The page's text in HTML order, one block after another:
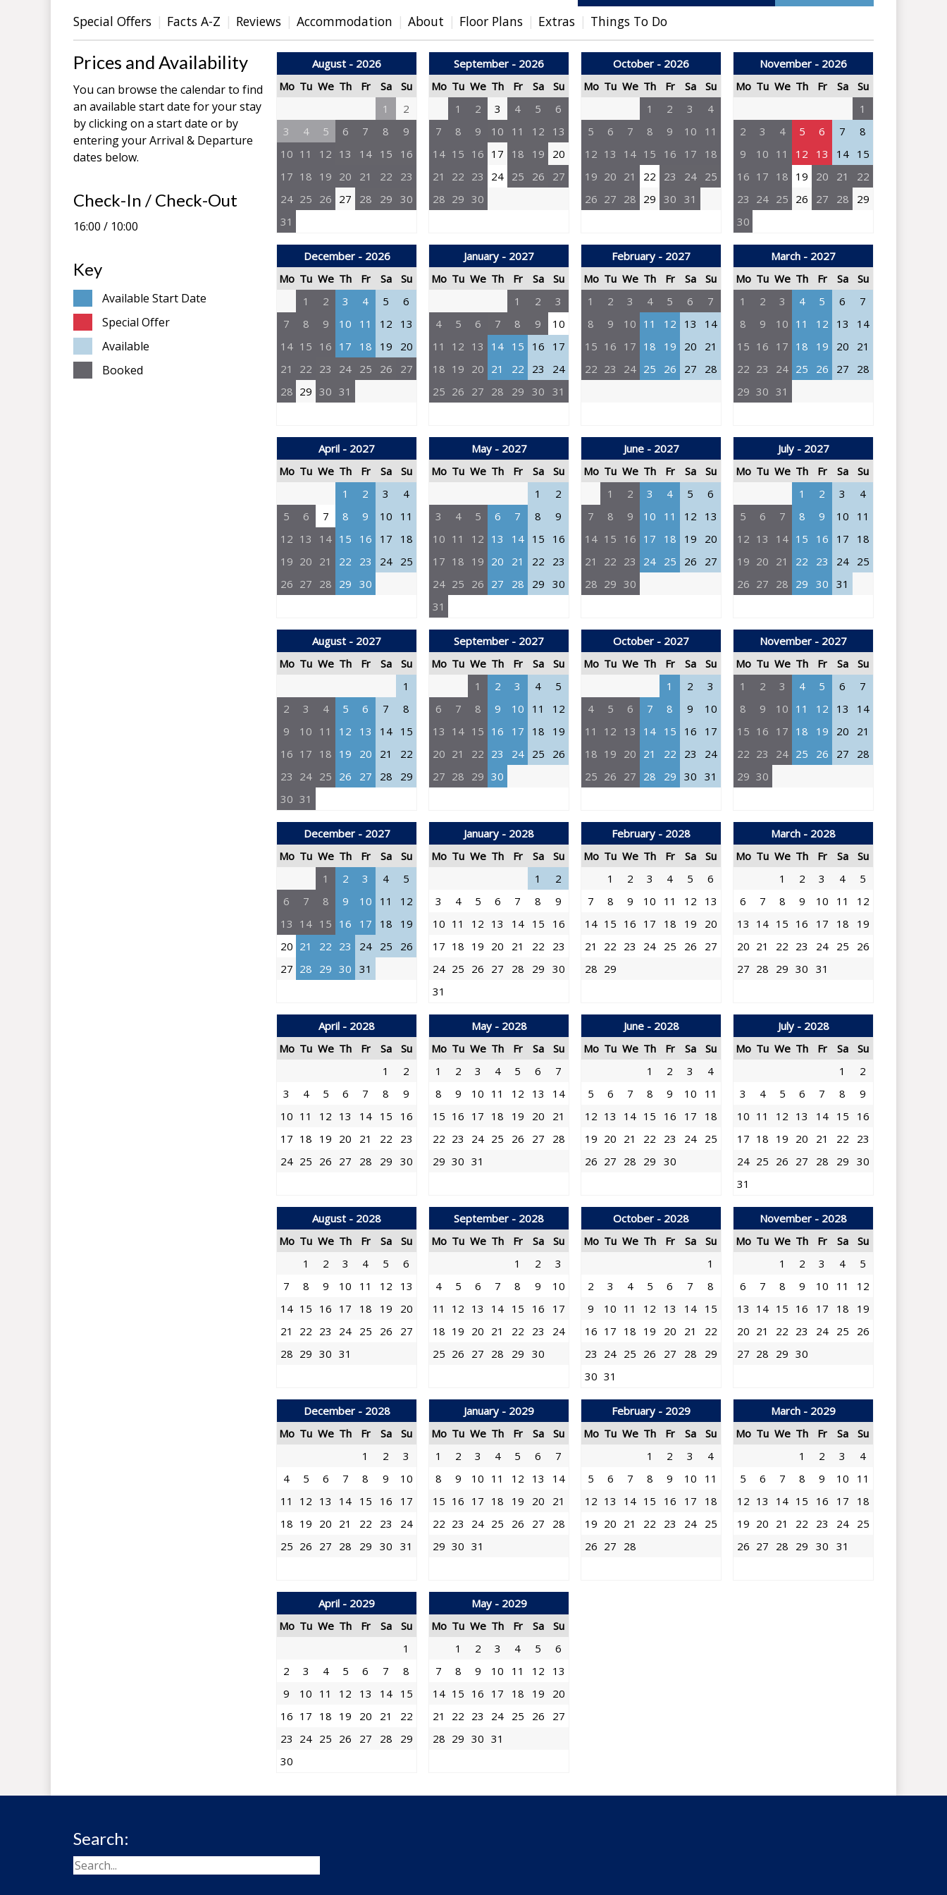
Special Offers
Facts A-Z Reviews Accommodation About Floor Plans Extras Things To Do
Prices and Availability
You can browse the calendar to find
an available start date for your stay
by clicking on a start date or by
entering your Arrival & Departure
dates below.
Check-In / Check-Out
16:00 / 10:00
Key
Available Start Date
Special Offer
Available
Booked
August - 2026
Mo Tu We Th Fr Sa
Su
1
2
3
4 5 6 7 8
9
10 11 12 13 14 15
16
17 18 19 20 21 22
23
24 25 26 27 28 29 30
31
September - 2026
Mo Tu We Th Fr Sa
Su
1
2 3 4 5
6
7
8 9 10 11 12
13
14 15 16 17 18 19
20
21
22 23 24 25 26
27
28 29 30
October - 2026
Mo Tu We Th Fr Sa
Su
1
2 3
4
5
6 7 8 9 10
11
12 13 14 15 16 17
18
19 20 21 22 23 24
25
26 27 28 29 30 31
November - 2026
Mo Tu We Th Fr Sa
Su
1
2
3 4 5 6 7
8
9
10 11 12 13 14
15
16 17 18 19 20 21
22
23 24 25 26 27 28
29
30
December - 2026
Mo Tu We Th Fr Sa
Su
1
2 3 4 5
6
7
8 9 10 11 12
13
14 15 16 17 18 19
20
21
22 23 24 25 26
27
28 29 30 31
January - 2027
Mo Tu We Th Fr Sa
Su
1
2
3
4
5 6 7 8 9
10
11
12 13 14 15 16
17
18 19 20 21 22 23
24
25 26 27 28 29 30 31
February - 2027
Mo Tu We Th Fr Sa
Su
1
2 3 4 5 6
7
8
9 10 11 12 13
14
15 16 17 18 19 20
21
22 23 24 25 26 27 28
March - 2027
Mo Tu We Th Fr Sa
Su
1
2 3 4 5 6
7
8
9 10 11 12 13
14
15 16 17 18 19 20
21
22 23 24 25 26 27
28
29 30 31
April - 2027
Mo Tu We Th Fr Sa
Su
1
2 3
4
5
6 7 8 9 10
11
12 13 14 15 16 17
18
19 20 21 22 23 24
25
26 27 28 29 30
May - 2027
Mo Tu We Th Fr Sa
Su
1
2
3
4 5 6 7 8
9
10 11 12 13 14 15
16
17 18 19 20 21 22
23
24 25 26 27 28 29 30
31
June - 2027
Mo Tu We Th Fr Sa
Su
1
2 3 4 5
6
7
8 9 10 11 12
13
14 15 16 17 18 19
20
21
22 23 24 25 26
27
28 29 30
July - 2027
Mo Tu We Th Fr Sa
Su
1
2 3
4
5
6 7 8 9 10
11
12 13 14 15 16 17
18
19 20 21 22 23 24
25
26 27 28 29 30 31
August - 2027
Mo Tu We Th Fr Sa
Su
1
2
3 4 5 6 7
8
9
10 11 12 13 14
15
16 17 18 19 20 21
22
23 24 25 26 27 28
29
30 31
September - 2027
Mo Tu We Th Fr Sa
Su
1
2 3 4
5
6
7 8 9 10 11
12
13 14 15 16 17 18
19
20 21 22 23 24 25
26
27 28 29 30
October - 2027
Mo Tu We Th Fr Sa
Su
1
2
3
4
5 6 7 8 9
10
11
12 13 14 15 16
17
18 19 20 21 22 23
24
25 26 27 28 29 30 31
November - 2027
Mo Tu We Th Fr Sa
Su
1
2 3 4 5 6
7
8
9 10 11 12 13
14
15 16 17 18 19 20
21
22 23 24 25 26 27
28
29 30
December - 2027
Mo Tu We Th Fr Sa
Su
1
2 3 4
5
6
7 8 9 10 11
12
13 14 15 16 17 18
19
20 21 22 23 24 25
26
27 28 29 30 31
January - 2028
Mo Tu We Th Fr Sa
Su
1
2
3
4 5 6 7 8
9
10 11 12 13 14 15
16
17 18 19 20 21 22
23
24 25 26 27 28 29 30
31
February - 2028
Mo Tu We Th Fr Sa
Su
1
2 3 4 5
6
7
8 9 10 11 12
13
14 15 16 17 18 19
20
21
22 23 24 25 26
27
28 29
March - 2028
Mo Tu We Th Fr Sa
Su
1
2 3 4
5
6
7 8 9 10 11
12
13 14 15 16 17 18
19
20 21 22 23 24 25
26
27 28 29 30 31
April - 2028
Mo Tu We Th Fr Sa
Su
1
2
3
4 5 6 7 8
9
10 11 12 13 14 15
16
17 18 19 20 21 22
23
24 25 26 27 28 29 30
May - 2028
Mo Tu We Th Fr Sa
Su
1
2 3 4 5 6
7
8
9 10 11 12 13
14
15 16 17 18 19 20
21
22 23 24 25 26 27
28
29 30 31
June - 2028
Mo Tu We Th Fr Sa
Su
1
2 3
4
5
6 7 8 9 10
11
12 13 14 15 16 17
18
19 20 21 22 23 24
25
26 27 28 29 30
July - 2028
Mo Tu We Th Fr Sa
Su
1
2
3
4 5 6 7 8
9
10 11 12 13 14 15
16
17 18 19 20 21 22
23
24 25 26 27 28 29 30
31
August - 2028
Mo Tu We Th Fr Sa
Su
1
2 3 4 5
6
7
8 9 10 11 12
13
14 15 16 17 18 19
20
21
22 23 24 25 26
27
28 29 30 31
September - 2028
Mo Tu We Th Fr Sa
Su
1
2
3
4
5 6 7 8 9
10
11
12 13 14 15 16
17
18 19 20 21 22 23
24
25 26 27 28 29 30
October - 2028
Mo Tu We Th Fr Sa
Su
1
2
3 4 5 6 7
8
9
10 11 12 13 14
15
16 17 18 19 20 21
22
23 24 25 26 27 28
29
30 31
November - 2028
Mo Tu We Th Fr Sa
Su
1
2 3 4
5
6
7 8 9 10 11
12
13 14 15 16 17 18
19
20 21 22 23 24 25
26
27 28 29 30
December - 2028
Mo Tu We Th Fr Sa
Su
1
2
3
4
5 6 7 8 9
10
11
12 13 14 15 16
17
18 19 20 21 22 23
24
25 26 27 28 29 30 31
January - 2029
Mo Tu We Th Fr Sa
Su
1
2 3 4 5 6
7
8
9 10 11 12 13
14
15 16 17 18 19 20
21
22 23 24 25 26 27
28
29 30 31
February - 2029
Mo Tu We Th Fr Sa
Su
1
2 3
4
5
6 7 8 9 10
11
12 13 14 15 16 17
18
19 20 21 22 23 24
25
26 27 28
March - 2029
Mo Tu We Th Fr Sa
Su
1
2 3
4
5
6 7 8 9 10
11
12 13 14 15 16 17
18
19 20 21 22 23 24
25
26 27 28 29 30 31
April - 2029
Mo Tu We Th Fr Sa
Su
1
2
3 4 5 6 7
8
9
10 11 12 13 14
15
16 17 18 19 20 21
22
23 24 25 26 27 28
29
30
May - 2029
Mo Tu We Th Fr Sa
Su
1
2 3 4 5
6
7
8 9 10 11 12
13
14 15 16 17 18 19
20
21
22 23 24 25 26
27
28 29 30 31
Search: